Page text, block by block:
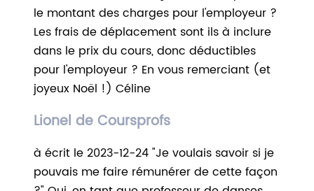
le montant des charges pour l'employeur ?
Les frais de déplacement sont ils à inclure
dans le prix du cours, donc déductibles
pour l'employeur ? En vous remerciant (et
joyeux Noël !) Céline
Lionel de Coursprofs
à écrit le 2023-12-24 "Je voulais savoir si je
pouvais me faire rémunérer de cette façon